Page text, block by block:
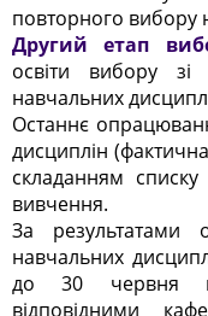
повторного вибору
Другий етап
освіти вибору зі
навчальних
Останнє
дисциплін
складанням
вивчення.
За результатами
навчальних
до 30 червня
відповідними